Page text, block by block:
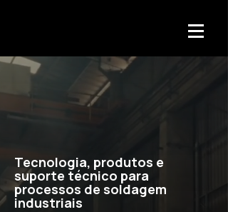
Tecnologia, produtos e
suporte técnico para
processos de soldagem
industriais